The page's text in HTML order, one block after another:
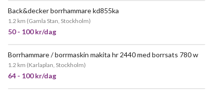
Back&decker borrhammare kd855ka
1.2 km (Gamla Stan, Stockholm)
50 - 100 kr/dag
JÄTTEPOPULÄR
Borrhammare / borrmaskin makita hr 2440 med borrsats 780 w
1.2 km (Karlaplan, Stockholm)
64 - 100 kr/dag